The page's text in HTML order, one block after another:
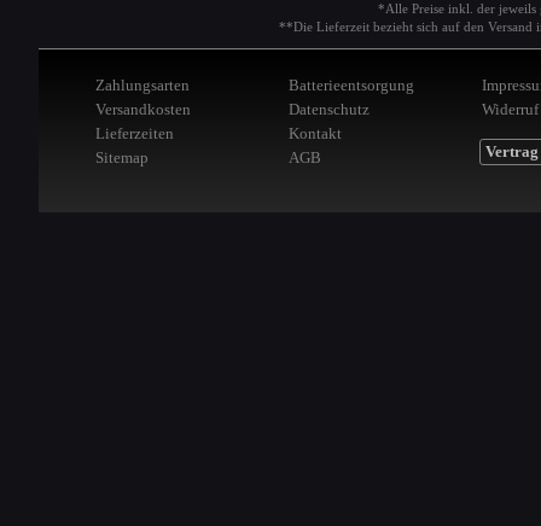
*Alle Preise inkl. der jeweils
**Die Lieferzeit bezieht sich auf den Versand
Zahlungsarten
Versandkosten
Lieferzeiten
Sitemap
Batterieentsorgung
Datenschutz
Kontakt
AGB
Widerruf